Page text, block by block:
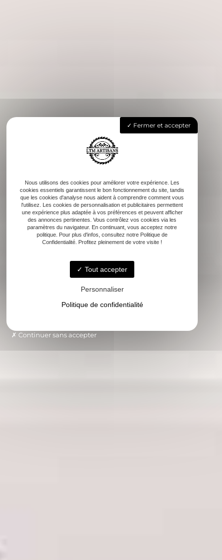
Fermer et accepter
Nous utilisons des cookies pour améliorer votre expérience. Les
cookies essentiels garantissent le bon fonctionnement du site, tandis
que les cookies d'analyse nous aident à comprendre comment vous
l'utilisez. Les cookies de personnalisation et publicitaires permettent
une expérience plus adaptée à vos préférences et peuvent afficher
des annonces pertinentes. Vous contrôlez vos cookies via les
paramètres du navigateur. En continuant, vous acceptez notre
politique. Pour plus d'infos, consultez notre Politique de
Confidentialité. Profitez pleinement de votre visite !
Tout accepter
Personnaliser
Politique de confidentialité
Continuer sans accepter